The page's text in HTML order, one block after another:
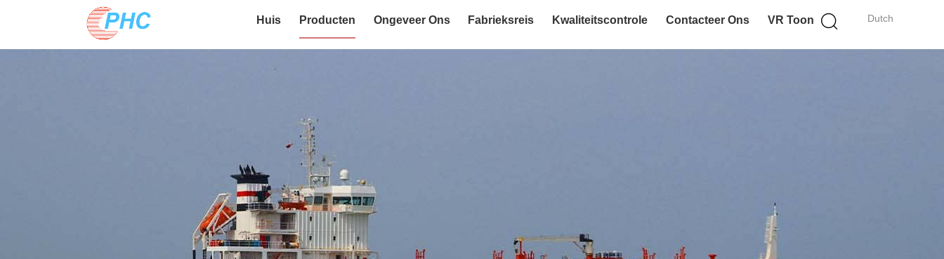
Dutch
Huis Producten Ongeveer Ons Fabrieksreis Kwaliteitscontrole Contacteer Ons VR Toon